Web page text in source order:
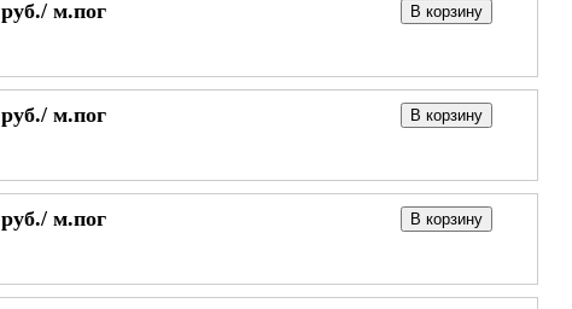
руб./ м.пог В корзину
руб./ м.пог В корзину
руб./ м.пог В корзину